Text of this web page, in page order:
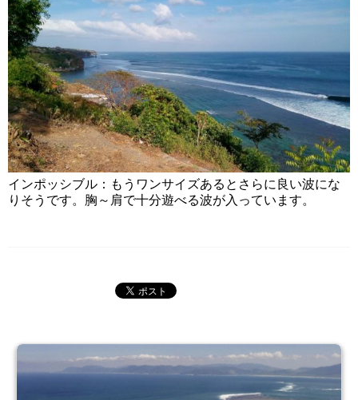
インポッシブル：もうワンサイズあるとさらに良い波にな
りそうです。胸～肩で十分遊べる波が入っています。